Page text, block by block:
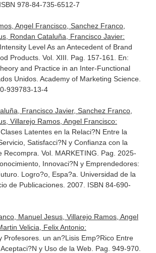
978-84-735-6512-7
Angel Francisco, Sanchez Franco,
Rondan Cataluña, Francisco Javier:
Level As an Antecedent of Brand
Products. Vol. XIII. Pag. 157-161. En:
and Practice in an Inter-Functional
Unidos. Academy of Marketing Science.
939783-13-4
Francisco Javier, Sanchez Franco,
Villarejo Ramos, Angel Francisco:
Latentes en la Relaci?N Entre la
Satisfacci?N y Confianza con la
Recompra. Vol. MARKETING. Pag. 2025-
Innovaci?N y Emprendedores:
. Logro?o, Espa?a. Universidad de la
de Publicaciones. 2007. ISBN 84-690-
Manuel Jesus, Villarejo Ramos, Angel
Velicia, Felix Antonio:
Profesores. un an?Lisis Emp?Rico Entre
y Uso de la Web. Pag. 949-970.